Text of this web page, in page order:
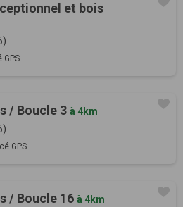
et bois
GPS
/ Boucle 3 à 4km
GPS
/ Boucle 16 à 4km